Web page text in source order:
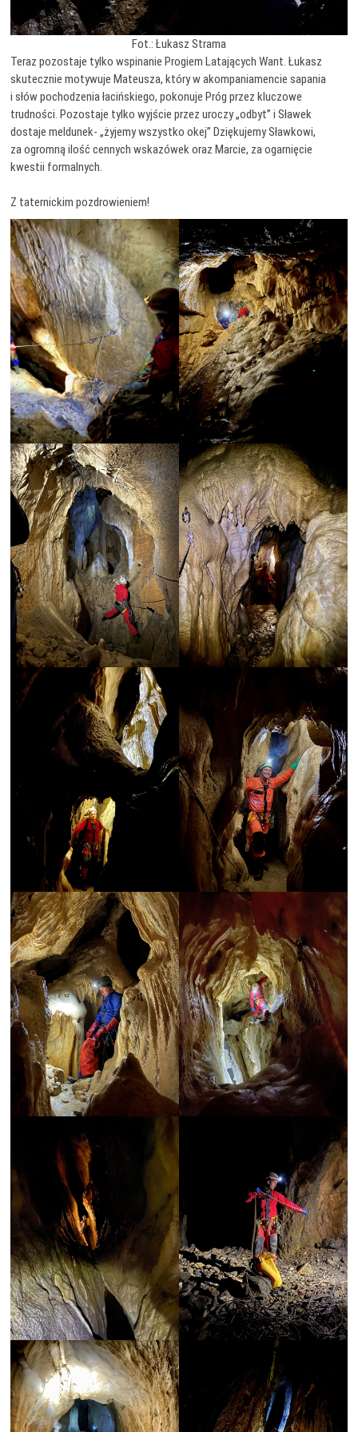
Fot.: Łukasz Strama
Teraz pozostaje tylko wspinanie Progiem Latających Want. Łukasz
skutecznie motywuje Mateusza, który w akompaniamencie sapania
i słów pochodzenia łacińskiego, pokonuje Próg przez kluczowe
trudności. Pozostaje tylko wyjście przez uroczy „odbyt” i Sławek
dostaje meldunek- „żyjemy wszystko okej” Dziękujemy Sławkowi,
za ogromną ilość cennych wskazówek oraz Marcie, za ogarnięcie
kwestii formalnych.
Z taternickim pozdrowieniem!